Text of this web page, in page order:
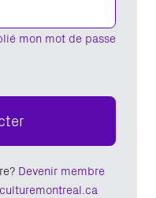
mon mot de passe
Devenir membre